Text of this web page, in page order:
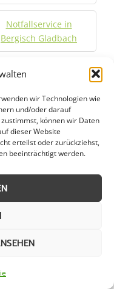
wir Technologien wie
und/oder darauf
können wir Daten
dieser Website
erteilst oder zurückziehst,
beeinträchtigt werden.
Notfallservice in
Bergisch Gladbach
Notfallservice in
in Bochum